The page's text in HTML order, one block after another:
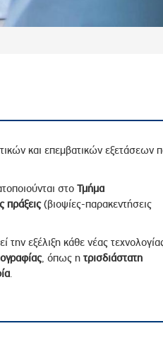
και επεμβατικών εξετάσεων
στο Τμήμα
πράξεις(βιοψίες-παρακεντήσεις
την εξέλιξη κάθε νέας
, όπως η τρισδιάστατη
.